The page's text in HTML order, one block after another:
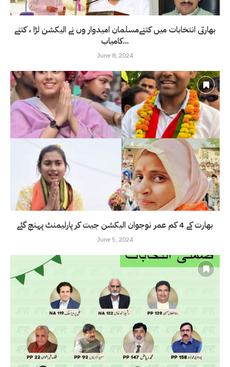
بھارتی انتخابات میں کتنےمسلمان امیدوار وں نے الیکشن لڑا ، کتنے
کامیاب...
June 8, 2024
بھارت کے 4 کم عمر نوجوان الیکشن جیت کر پارلیمنٹ پہنچ گئے
June 5, 2024